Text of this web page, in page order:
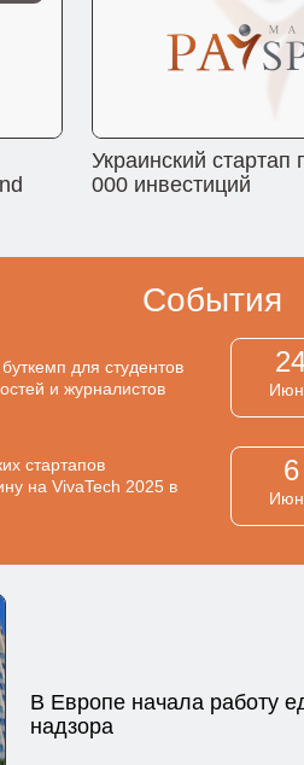
Украинский стартап
000 инвестиций
События
для студентов
и журналистов
стартапов
на VivaTech 2025 в
6
В Европе начала работу
надзора